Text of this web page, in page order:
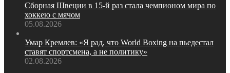
Сборная Швеции в 15‑й раз стала чемпионом мира по
хоккею с мячом
05.08.2026
Умар Кремлев: «Я рад, что World Boxing на пьедестал
ставят спортсмена, а не политику»
02.08.2026